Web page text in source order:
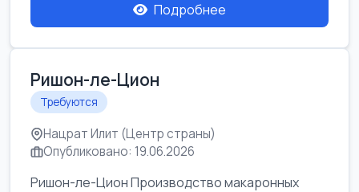
Подробнее
Ришон-ле-Цион
Требуются
Нацрат Илит (Центр страны)
Опубликовано: 19.06.2026
Ришон-ле-Цион Производство макаронных